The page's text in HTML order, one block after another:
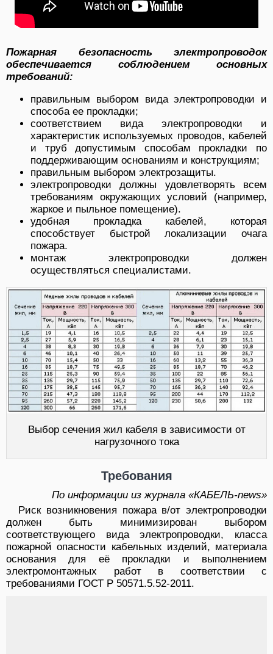
Пожарная безопасность электропроводок
обеспечивается соблюдением основных
требований:
правильным выбором вида электропроводки и
способа ее прокладки;
соответствием вида электропроводки и
характеристик используемых проводов, кабелей
и труб допустимым способам прокладки по
поддерживающим основаниям и конструкциям;
правильным выбором электрозащиты.
электропроводки должны удовлетворять всем
требованиям окружающих условий (например,
жаркое и пыльное помещение).
удобная прокладка кабелей, которая
способствует быстрой локализации очага
пожара.
монтаж электропроводки должен
осуществляться специалистами.
Выбор сечения жил кабеля в зависимости от
нагрузочного тока
Требования
По информации из журнала «КАБЕЛЬ-news»
Риск возникновения пожара в/от электропроводки
должен быть минимизирован выбором
соответствующего вида электропроводки, класса
пожарной опасности кабельных изделий, материала
основания для её прокладки и выполнением
электромонтажных работ в соответствии с
требованиями ГОСТ Р 50571.5.52-2011.